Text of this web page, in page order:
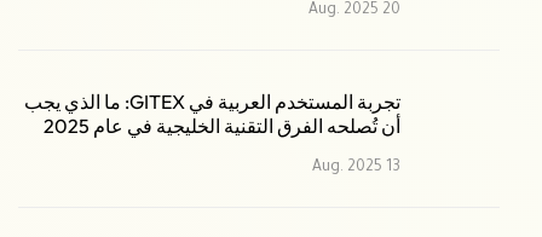
20 Aug. 2025
تجربة المستخدم العربية في GITEX: ما الذي يجب
أن تُصلحه الفرق التقنية الخليجية في عام 2025
13 Aug. 2025